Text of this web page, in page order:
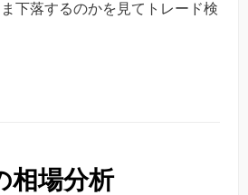
下落するのかを見てトレード検
相場分析